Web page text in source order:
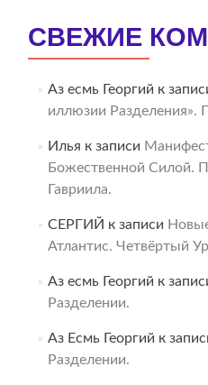
СВЕЖИЕ
Аз есмь Георгий к
иллюзии Разделения».
Илья к записи
Божественной Силой.
Гавриила.
СЕРГИЙ к записи
Атлантис. Четвёртый
Аз есмь Георгий к
Разделении.
Аз Есмь Георгий к
Разделении.